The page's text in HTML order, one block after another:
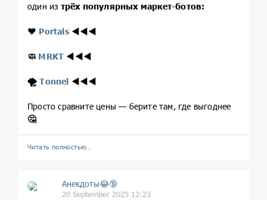
один из трёх популярных маркет-ботов:
❤️ Portals ◀️◀️◀️
🧼 MRKT ◀️ ◀️◀️
🌪 Tonnel ◀️◀️◀️
Просто сравните цены — берите там, где выгоднее
🤔
Читать полностью…
Анекдоты😂🔞
20 September 2025 12:23